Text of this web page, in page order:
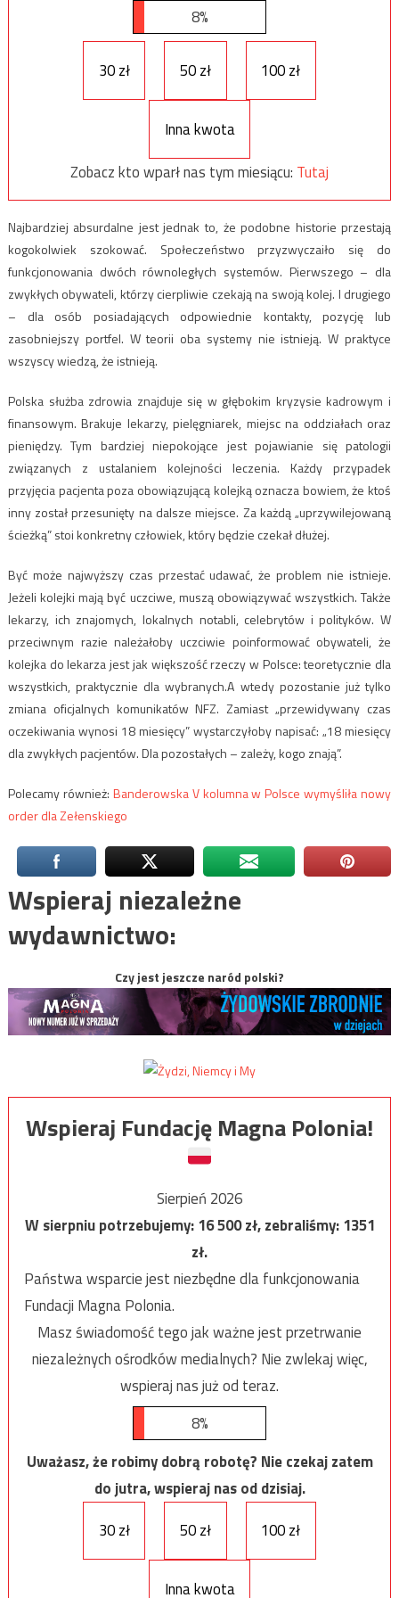
8%
30 zł 50 zł 100 zł
Inna kwota
Zobacz kto wparł nas tym miesiącu: Tutaj
Najbardziej absurdalne jest jednak to, że podobne historie przestają
kogokolwiek szokować. Społeczeństwo przyzwyczaiło się do
funkcjonowania dwóch równoległych systemów. Pierwszego – dla
zwykłych obywateli, którzy cierpliwie czekają na swoją kolej. I drugiego
– dla osób posiadających odpowiednie kontakty, pozycję lub
zasobniejszy portfel. W teorii oba systemy nie istnieją. W praktyce
wszyscy wiedzą, że istnieją.
Polska służba zdrowia znajduje się w głębokim kryzysie kadrowym i
finansowym. Brakuje lekarzy, pielęgniarek, miejsc na oddziałach oraz
pieniędzy. Tym bardziej niepokojące jest pojawianie się patologii
związanych z ustalaniem kolejności leczenia. Każdy przypadek
przyjęcia pacjenta poza obowiązującą kolejką oznacza bowiem, że ktoś
inny został przesunięty na dalsze miejsce. Za każdą „uprzywilejowaną
ścieżką” stoi konkretny człowiek, który będzie czekał dłużej.
Być może najwyższy czas przestać udawać, że problem nie istnieje.
Jeżeli kolejki mają być uczciwe, muszą obowiązywać wszystkich. Także
lekarzy, ich znajomych, lokalnych notabli, celebrytów i polityków. W
przeciwnym razie należałoby uczciwie poinformować obywateli, że
kolejka do lekarza jest jak większość rzeczy w Polsce: teoretycznie dla
wszystkich, praktycznie dla wybranych.A wtedy pozostanie już tylko
zmiana oficjalnych komunikatów NFZ. Zamiast „przewidywany czas
oczekiwania wynosi 18 miesięcy” wystarczyłoby napisać: „18 miesięcy
dla zwykłych pacjentów. Dla pozostałych – zależy, kogo znają”.
Polecamy również: Banderowska V kolumna w Polsce wymyśliła nowy
order dla Zełenskiego
Wspieraj niezależne
wydawnictwo:
Czy jest jeszcze naród polski?
Wspieraj Fundację Magna Polonia!
Sierpień 2026
W sierpniu potrzebujemy:16 500zł, zebraliśmy:1351
zł.
Państwa wsparcie jest niezbędne dla funkcjonowania
Fundacji Magna Polonia.
Masz świadomość tego jak ważne jest przetrwanie
niezależnych ośrodków medialnych? Nie zwlekaj więc,
wspieraj nas już od teraz.
8%
Uważasz, że robimy dobrą robotę? Nie czekaj zatem
do jutra, wspieraj nas od dzisiaj.
30 zł
50 zł 100 zł
Inna kwota